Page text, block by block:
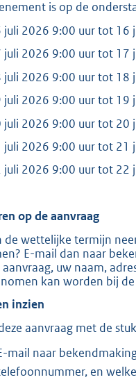
is op de
juli 2026 9:00 uur tot 16
juli 2026 9:00 uur tot 17
juli 2026 9:00 uur tot 18
juli 2026 9:00 uur tot 19
juli 2026 9:00 uur tot 20
juli 2026 9:00 uur tot 21
juli 2026 9:00 uur tot 22
op de aanvraag
de wettelijke termijn
E-mail dan naar
aanvraag, uw naam,
kan worden bij
inzien
aanvraag met de
mail naar
en